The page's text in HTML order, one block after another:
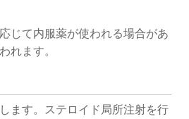
じて内服薬が使われる場合があ
れます。
ます。ステロイド局所注射を行